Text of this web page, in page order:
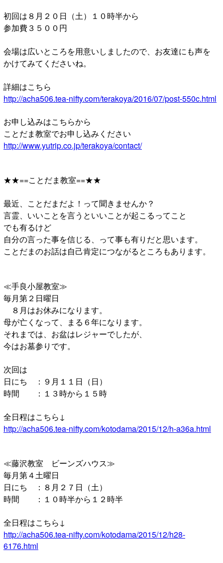
初回は８月２０日（土）１０時半から
参加費３５００円
会場は広いところを用意いしましたので、お友達にも声を
かけてみてくださいね。
詳細はこちら
http://acha506.tea-nifty.com/terakoya/2016/07/post-550c.html
お申し込みはこちらから
ことだま教室でお申し込みください
http://www.yutrip.co.jp/terakoya/contact/
★★==ことだま教室==★★
最近、ことだまだよ！って聞きませんか？
言霊、いいことを言うといいことが起こるってこと
でも有るけど
自分の言った事を信じる、って事も有りだと思います。
ことだまのお話は自己肯定につながるところもあります。
≪手良小屋教室≫
毎月第２日曜日
８月はお休みになります。
母が亡くなって、まる６年になります。
それまでは、お盆はレジャーでしたが、
今はお墓参りです。
次回は
日にち ：９月１１日（日）
時間 ：１３時から１５時
全日程はこちら↓
http://acha506.tea-nifty.com/kotodama/2015/12/h-a36a.html
≪藤沢教室 ビーンズハウス≫
毎月第４土曜日
日にち ：８月２７日（土）
時間 ：１０時半から１２時半
全日程はこちら↓
http://acha506.tea-nifty.com/kotodama/2015/12/h28-
6176.html